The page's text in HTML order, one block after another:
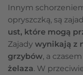
Innym
opryszczką, są
ust, które mogą
Zajady wynikają z
grzybów, a czasem
żelaza. W